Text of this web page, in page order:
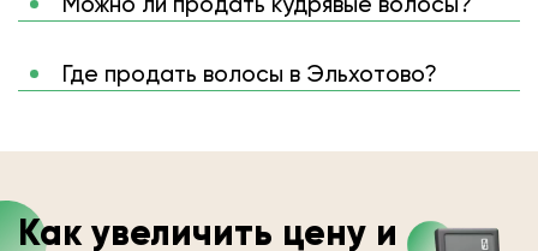
Где продать волосы в Эльхотово?
Как увеличить цену и